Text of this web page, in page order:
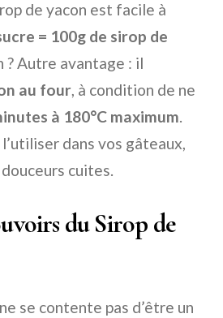
de yacon est facile à
= 100g de sirop de
? Autre avantage : il
au four, à condition de ne
à 180°C maximum.
dans vos gâteaux,
cuites.
du Sirop de
se contente pas d’être un